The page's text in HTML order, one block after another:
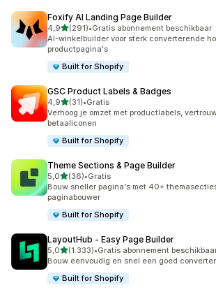
Foxify AI Landing Page Builder
4,9van 5 sterren
(291)
291 recensies in totaal
•Gratis abonnement beschikbaar
AI-winkelbuilder voor sterk converterende
productpagina's
Built for Shopify
GSC Product Labels & Badges
4,9van 5 sterren
(31)
31 recensies in totaal
•Gratis
Verhoog je omzet met productlabels,
betaaliconen
Built for Shopify
Theme Sections & Page Builder
5,0van 5 sterren
(36)
36 recensies in totaal
•Gratis
Bouw sneller pagina's met 40+
paginabouwer
Built for Shopify
LayoutHub ‑ Easy Page Builder
5,0van 5 sterren
(1.333)
1333 recensies in totaal
•Gratis abonnement
Bouw eenvoudig en snel een goed
Built for Shopify